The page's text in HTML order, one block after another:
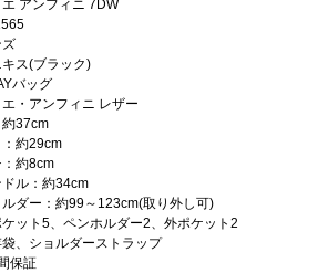
エ アンフィニ 7DW
ズ
キス(ブラック)
バッグ
エ・アンフィニ レザー
37cm
約29cm
：約8cm
ル：約34cm
ルダー：約99～123cm(取り外し可)
ケット5、ペンホルダー2、外ポケット2
、ショルダーストラップ
保証